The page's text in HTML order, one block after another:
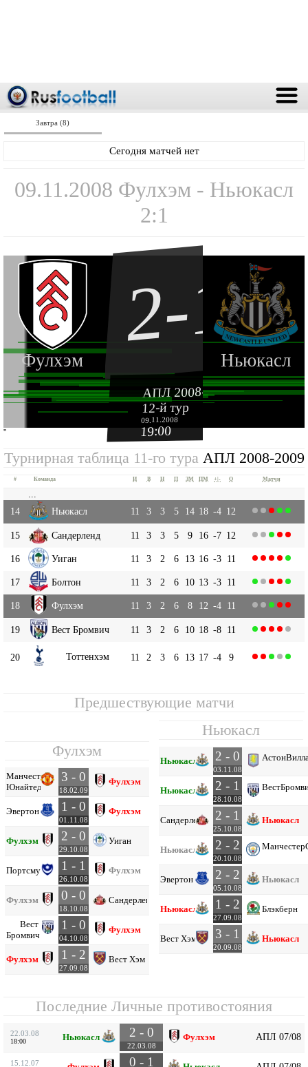
Завтра (8)
Сегодня матчей нет
09.11.2008 Фулхэм - Ньюкасл
2:1
Фулхэм Ньюкасл
2-1
АПЛ 2008-2009
12-й тур
09.11.2008
19:00
''
Турнирная таблица 11-го тура АПЛ 2008-2009
# Команда И В Н П ЗМ ПМ +|- О Матчи
14
Ньюкасл 11 3 3 5 14 18 -4 12
15 Сандерленд 11 3 3 5 9 16 -7 12
16 Уиган 11 3 2 6 13 16 -3 11
17 Болтон 11 3 2 6 10 13 -3 11
18 Фулхэм 11 3 2 6 8 12 -4 11
19 Вест Бромвич 11 3 2 6 10 18 -8 11
20 Тоттенхэм 11 2 3 6 13 17 -4 9
Предшествующие матчи
Фулхэм
Манчестер
Юнайтед
3 - 0
18.02.09
Фулхэм
Эвертон 1 - 0
01.11.08
Фулхэм
Фулхэм 2 - 0
29.10.08
Уиган
Портсмут 1 - 1
26.10.08
Фулхэм
Фулхэм 0 - 0
18.10.08
Сандерленд
Вест
Бромвич
1 - 0
04.10.08
Фулхэм
Фулхэм 1 - 2
27.09.08
Вест Хэм
Ньюкасл
Ньюкасл 2 - 0
03.11.08
Астон
Ньюкасл 2 - 1
28.10.08
Вест
Сандерленд 2 - 1
25.10.08
Ньюкасл
Ньюкасл 2 - 2
20.10.08
Манчестер
Эвертон 2 - 2
05.10.08
Ньюкасл
Ньюкасл 1 - 2
27.09.08
Блэкберн
Вест Хэм 3 - 1
20.09.08
Ньюкасл
Последние Личные противостояния
22.03.08
18:00 Ньюкасл 2 - 0
22.03.08
Фулхэм АПЛ 07/08
15.12.07 0 - 1